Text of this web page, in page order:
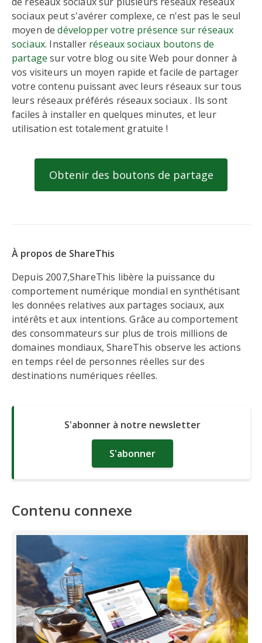
sociaux peut s'avérer complexe, ce n'est pas le seul
moyen dedévelopper votre présence sur réseaux
sociaux. Installer réseaux sociaux boutons de
partage sur votre blog ou site Web pour donner à
vos visiteurs un moyen rapide et facile de partager
votre contenu puissant avec leurs réseaux sur tous
leurs réseaux préférés réseaux sociaux . Ils sont
faciles à installer en quelques minutes, et leur
utilisation est totalement gratuite !
Obtenir des boutons de partage
À propos de ShareThis
Depuis 2007,ShareThis libère la puissance du
comportement numérique mondial en synthétisant
les données relatives aux partages sociaux, aux
intérêts et aux intentions. Grâce au comportement
des consommateurs sur plus de trois millions de
domaines mondiaux, ShareThis observe les actions
en temps réel de personnes réelles sur des
destinations numériques réelles.
S'abonner à notre newsletter
S'abonner
Contenu connexe